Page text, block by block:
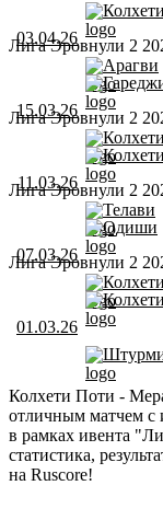
03.04.26
Арагви
Лига Эровнули 2
15.03.26
Лига Эровнули 2
11.03.26
Телави
Лига Эровнули 2
07.03.26
Одиши
Лига Эровнули 2
01.03.26
Колхети Поти -
отличным матчем с
в рамках ивента
статистика,
на Ruscore!